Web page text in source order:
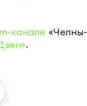
канале «Челны-
.